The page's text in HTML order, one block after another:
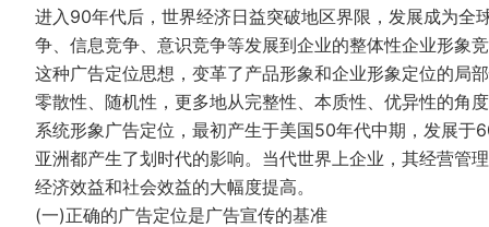
进入90年代后，世界经济日益突破地区界限，发展成为全
争、信息竞争、意识竞争等发展到企业的整体性企业形象
这种广告定位思想，变革了产品形象和企业形象定位的局
零散性、随机性，更多地从完整性、本质性、优异性的角
系统形象广告定位，最初产生于美国50年代中期，发展
亚洲都产生了划时代的影响。当代世界上企业，其经营管
经济效益和社会效益的大幅度提高。
(一)正确的广告定位是广告宣传的基准